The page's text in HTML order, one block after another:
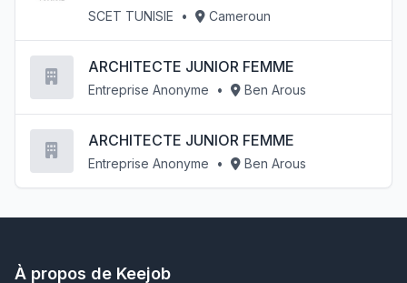
SCET TUNISIE • Cameroun
ARCHITECTE JUNIOR FEMME
Entreprise Anonyme • Ben Arous
ARCHITECTE JUNIOR FEMME
Entreprise Anonyme • Ben Arous
À propos de Keejob